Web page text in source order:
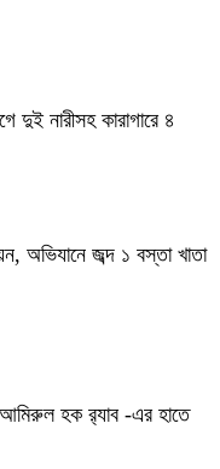
দুই নারীসহ কারাগারে ৪
অভিযানে জব্দ ১ বস্তা খাতা
আমিরুল হক র‌্যাব -এর হাতে